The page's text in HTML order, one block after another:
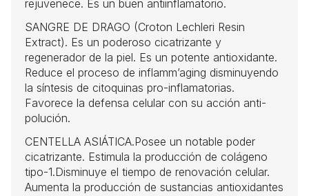
rejuvenece. Es un buen antiinflamatorio.
SANGRE DE DRAGO (Croton Lechleri Resin
Extract). Es un poderoso cicatrizante y
regenerador de la piel. Es un potente antioxidante.
Reduce el proceso de inflamm’aging disminuyendo
la síntesis de citoquinas pro-inflamatorias.
Favorece la defensa celular con su acción anti-
polución.
CENTELLA ASIÁTICA.Posee un notable poder
cicatrizante. Estimula la producción de colágeno
tipo-1.Disminuye el tiempo de renovación celular.
Aumenta la producción de sustancias antioxidantes